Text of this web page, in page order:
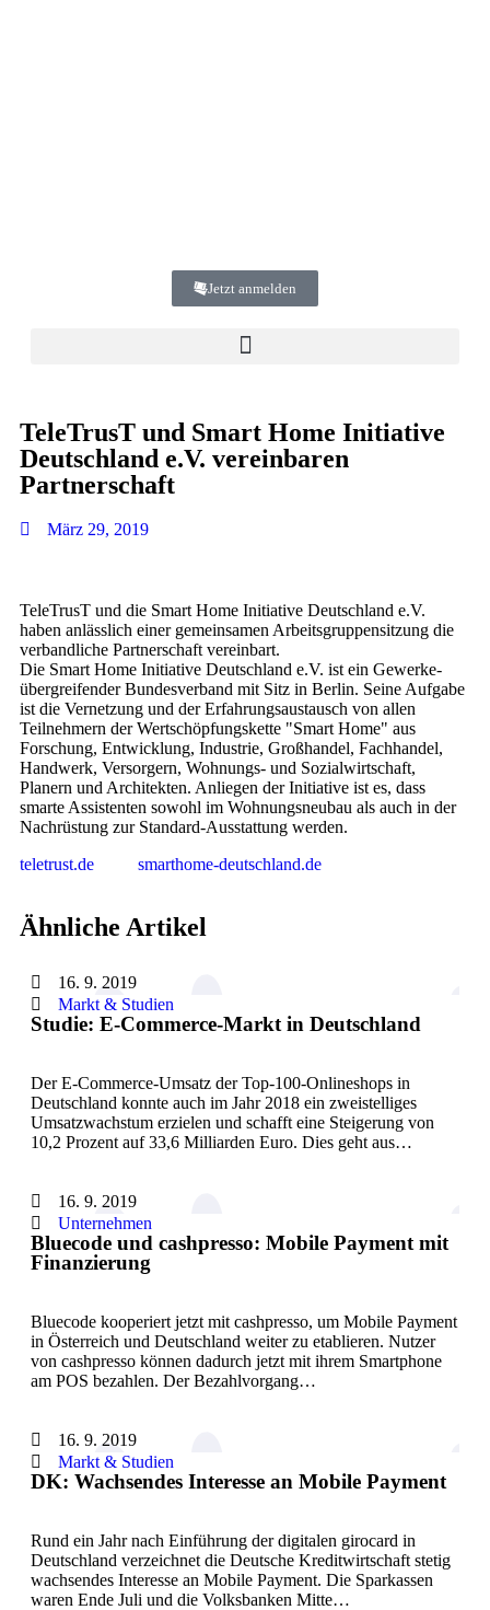
Jetzt anmelden
TeleTrusT und Smart Home Initiative
Deutschland e.V. vereinbaren
Partnerschaft
März 29, 2019
TeleTrusT und die Smart Home Initiative Deutschland e.V.
haben anlässlich einer gemeinsamen Arbeitsgruppensitzung die
verbandliche Partnerschaft vereinbart.
Die Smart Home Initiative Deutschland e.V. ist ein Gewerke-
übergreifender Bundesverband mit Sitz in Berlin. Seine Aufgabe
ist die Vernetzung und der Erfahrungsaustausch von allen
Teilnehmern der Wertschöpfungskette "Smart Home" aus
Forschung, Entwicklung, Industrie, Großhandel, Fachhandel,
Handwerk, Versorgern, Wohnungs- und Sozialwirtschaft,
Planern und Architekten. Anliegen der Initiative ist es, dass
smarte Assistenten sowohl im Wohnungsneubau als auch in der
Nachrüstung zur Standard-Ausstattung werden.
teletrust.de
smarthome-deutschland.de
Ähnliche Artikel
16. 9. 2019
Markt & Studien
Studie: E-Commerce-Markt in Deutschland
Der E-Commerce-Umsatz der Top-100-Onlineshops in
Deutschland konnte auch im Jahr 2018 ein zweistelliges
Umsatzwachstum erzielen und schafft eine Steigerung von
10,2 Prozent auf 33,6 Milliarden Euro. Dies geht aus…
16. 9. 2019
Unternehmen
Bluecode und cashpresso: Mobile Payment mit
Finanzierung
Bluecode kooperiert jetzt mit cashpresso, um Mobile Payment
in Österreich und Deutschland weiter zu etablieren. Nutzer
von cashpresso können dadurch jetzt mit ihrem Smartphone
am POS bezahlen. Der Bezahlvorgang…
16. 9. 2019
Markt & Studien
DK: Wachsendes Interesse an Mobile Payment
Rund ein Jahr nach Einführung der digitalen girocard in
Deutschland verzeichnet die Deutsche Kreditwirtschaft stetig
wachsendes Interesse an Mobile Payment. Die Sparkassen
waren Ende Juli und die Volksbanken Mitte…